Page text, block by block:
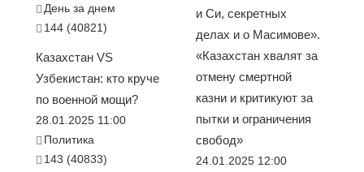
День за днем
144 (40821)
Казахстан VS
Узбекистан: кто круче
по военной мощи?
28.01.2025 11:00
Политика
143 (40833)
и Си, секретных
делах и о Масимове».
«Казахстан хвалят за
отмену смертной
казни и критикуют за
пытки и ограничения
свобод»
24.01.2025 12:00